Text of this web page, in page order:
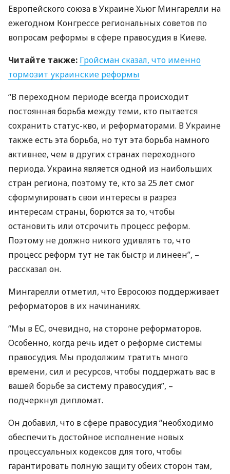
Европейского союза в Украине Хьюг Мингарелли на
ежегодном Конгрессе региональных советов по
вопросам реформы в сфере правосудия в Киеве.
Читайте также: Гройсман сказал, что именно
тормозит украинские реформы
“В переходном периоде всегда происходит
постоянная борьба между теми, кто пытается
сохранить статус-кво, и реформаторами. В Украине
также есть эта борьба, но тут эта борьба намного
активнее, чем в других странах переходного
периода. Украина является одной из наибольших
стран региона, поэтому те, кто за 25 лет смог
сформулировать свои интересы в разрез
интересам страны, борются за то, чтобы
остановить или отсрочить процесс реформ.
Поэтому не должно никого удивлять то, что
процесс реформ тут не так быстр и линеен”, –
рассказал он.
Мингарелли отметил, что Евросоюз поддерживает
реформаторов в их начинаниях.
“Мы в ЕС, очевидно, на стороне реформаторов.
Особенно, когда речь идет о реформе системы
правосудия. Мы продолжим тратить много
времени, сил и ресурсов, чтобы поддержать вас в
вашей борьбе за систему правосудия”, –
подчеркнул дипломат.
Он добавил, что в сфере правосудия “необходимо
обеспечить достойное исполнение новых
процессуальных кодексов для того, чтобы
гарантировать полную защиту обеих сторон там,